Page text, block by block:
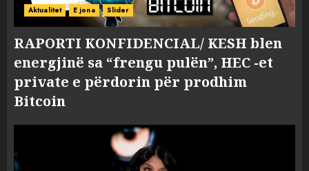
Aktualitet E jona Slider
RAPORTI KONFIDENCIAL/ KESH blen
energjinë sa “frengu pulën”, HEC -et
private e përdorin për prodhim
Bitcoin